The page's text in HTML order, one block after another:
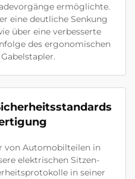
ermöglichte.
eine deutliche Senkung
über eine verbesserte
des ergonomischen
von Automobilteilen in
elektrischen Sitzen-
in seiner